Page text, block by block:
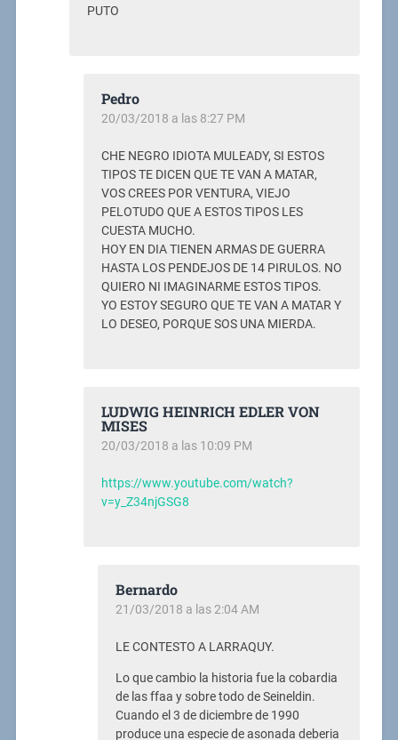
PUTO
Pedro
20/03/2018 a las 8:27 PM
CHE NEGRO IDIOTA MULEADY, SI ESTOS
TIPOS TE DICEN QUE TE VAN A MATAR,
VOS CREES POR VENTURA, VIEJO
PELOTUDO QUE A ESTOS TIPOS LES
CUESTA MUCHO.
HOY EN DIA TIENEN ARMAS DE GUERRA
HASTA LOS PENDEJOS DE 14 PIRULOS. NO
QUIERO NI IMAGINARME ESTOS TIPOS.
YO ESTOY SEGURO QUE TE VAN A MATAR Y
LO DESEO, PORQUE SOS UNA MIERDA.
LUDWIG HEINRICH EDLER VON
MISES
20/03/2018 a las 10:09 PM
https://www.youtube.com/watch?
v=y_Z34njGSG8
Bernardo
21/03/2018 a las 2:04 AM
LE CONTESTO A LARRAQUY.
Lo que cambio la historia fue la cobardia
de las ffaa y sobre todo de Seineldin.
Cuando el 3 de diciembre de 1990
produce una especie de asonada deberia